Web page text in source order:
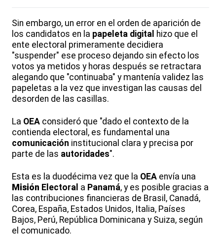
Sin embargo, un error en el orden de aparición de
los candidatos en la papeleta digital hizo que el
ente electoral primeramente decidiera
"suspender" ese proceso dejando sin efecto los
votos ya metidos y horas después se retractara
alegando que "continuaba" y mantenía validez las
papeletas a la vez que investigan las causas del
desorden de las casillas.
La OEA consideró que "dado el contexto de la
contienda electoral, es fundamental una
comunicación institucional clara y precisa por
parte de las autoridades".
Esta es la duodécima vez que la OEA envía una
Misión Electoral a Panamá, y es posible gracias a
las contribuciones financieras de Brasil, Canadá,
Corea, España, Estados Unidos, Italia, Países
Bajos, Perú, República Dominicana y Suiza, según
el comunicado.